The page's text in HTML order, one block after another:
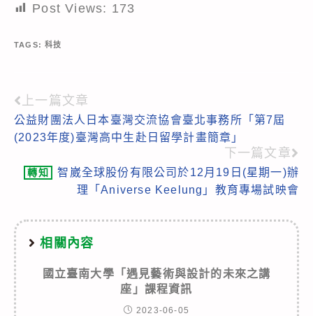
Post Views: 173
TAGS:科技
Read
more
上一篇文章
公益財團法人日本臺灣交流協會臺北事務所「第7屆
(2023年度)臺灣高中生赴日留學計畫簡章」
下一篇文章
轉知
智崴全球股份有限公司於12月19日(星期一)辦
理「Aniverse Keelung」教育專場試映會
相關內容
國立臺南大學「遇見藝術與設計的未來之講
座」課程資訊
2023-06-05